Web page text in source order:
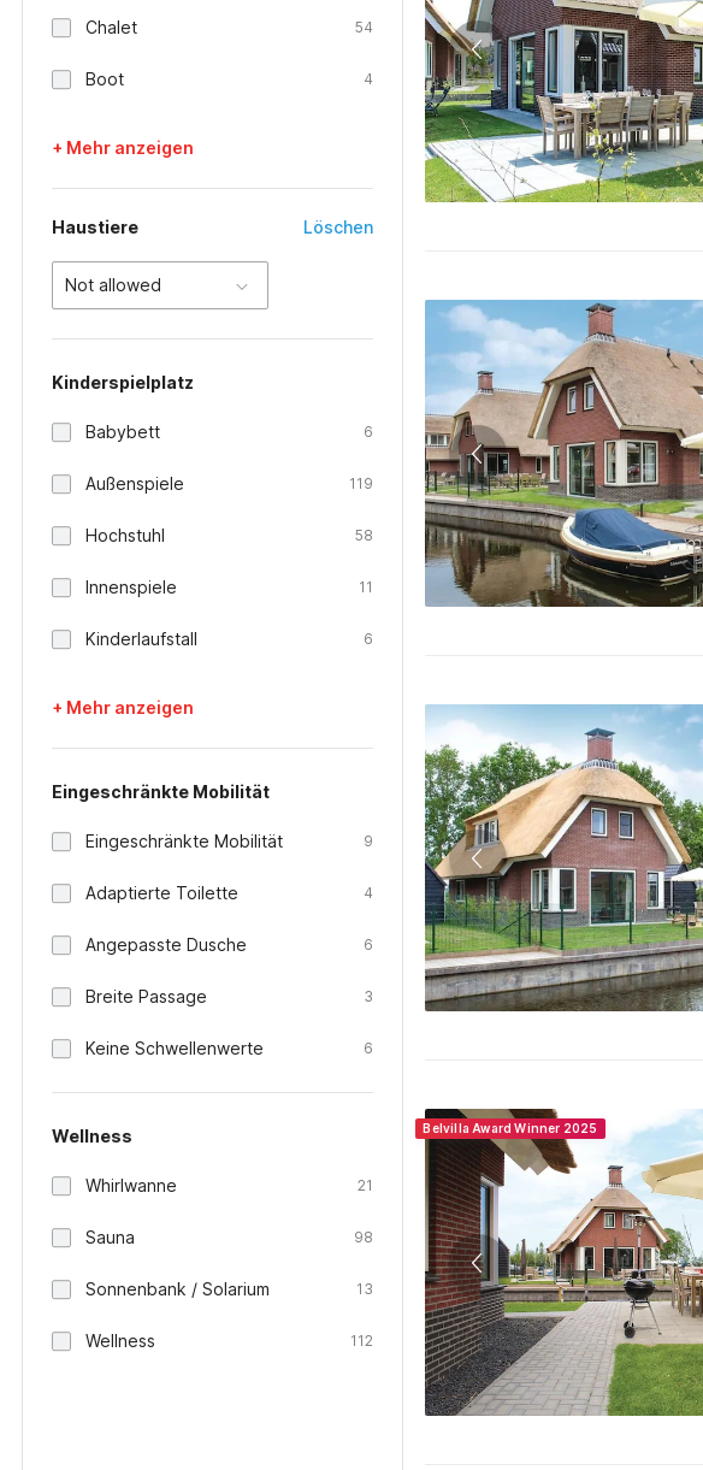
Chalet 54
Boot 4
+ Mehr anzeigen
Haustiere Löschen
Not allowed
Kinderspielplatz
Babybett 6
Außenspiele 119
Hochstuhl 58
Innenspiele 11
Kinderlaufstall 6
+ Mehr anzeigen
Eingeschränkte Mobilität
Eingeschränkte Mobilität 9
Adaptierte Toilette 4
Angepasste Dusche 6
Breite Passage 3
Keine Schwellenwerte 6
Wellness
Whirlwanne 21
Sauna 98
Sonnenbank / Solarium 13
Wellness 112
Belvilla Award Winner 2025